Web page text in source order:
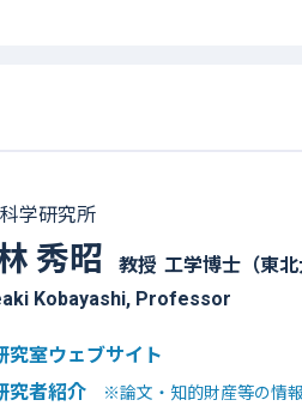
学研究所
秀昭 教授 工学博士（東北
Kobayashi, Professor
究室ウェブサイト
究者紹介
※論文・知的財産等の情